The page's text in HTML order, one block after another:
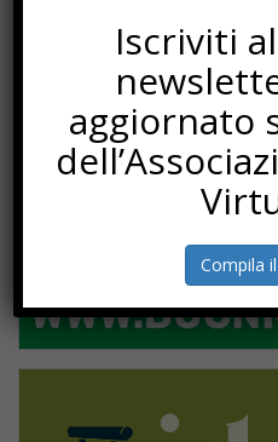
Iscriviti
aggiornato
Compila